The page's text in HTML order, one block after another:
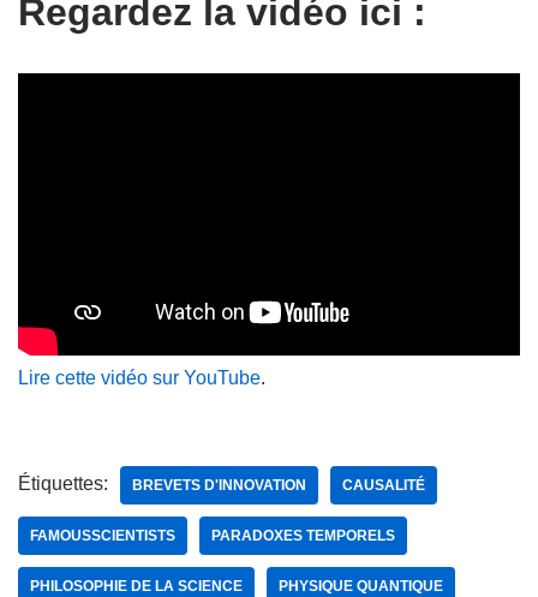
Regardez la vidéo ici :
Lire cette vidéo sur YouTube.
Étiquettes: BREVETS D'INNOVATION CAUSALITÉ
FAMOUSSCIENTISTS PARADOXES TEMPORELS
PHILOSOPHIE DE LA SCIENCE PHYSIQUE QUANTIQUE